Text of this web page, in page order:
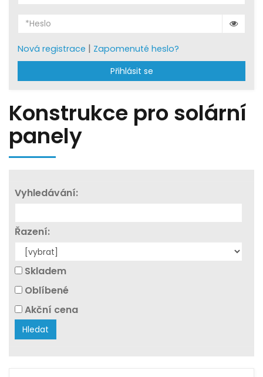
Nová registrace | Zapomenuté heslo?
Přihlásit se
Konstrukce pro solární
panely
Vyhledávání:
Řazení:
Skladem
Oblíbené
Akční cena
Hledat